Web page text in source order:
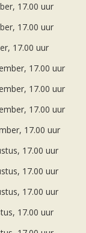
17.00 uur
17.00 uur
17.00 uur
17.00 uur
17.00 uur
17.00 uur
17.00 uur
17.00 uur
17.00 uur
17.00 uur
17.00 uur